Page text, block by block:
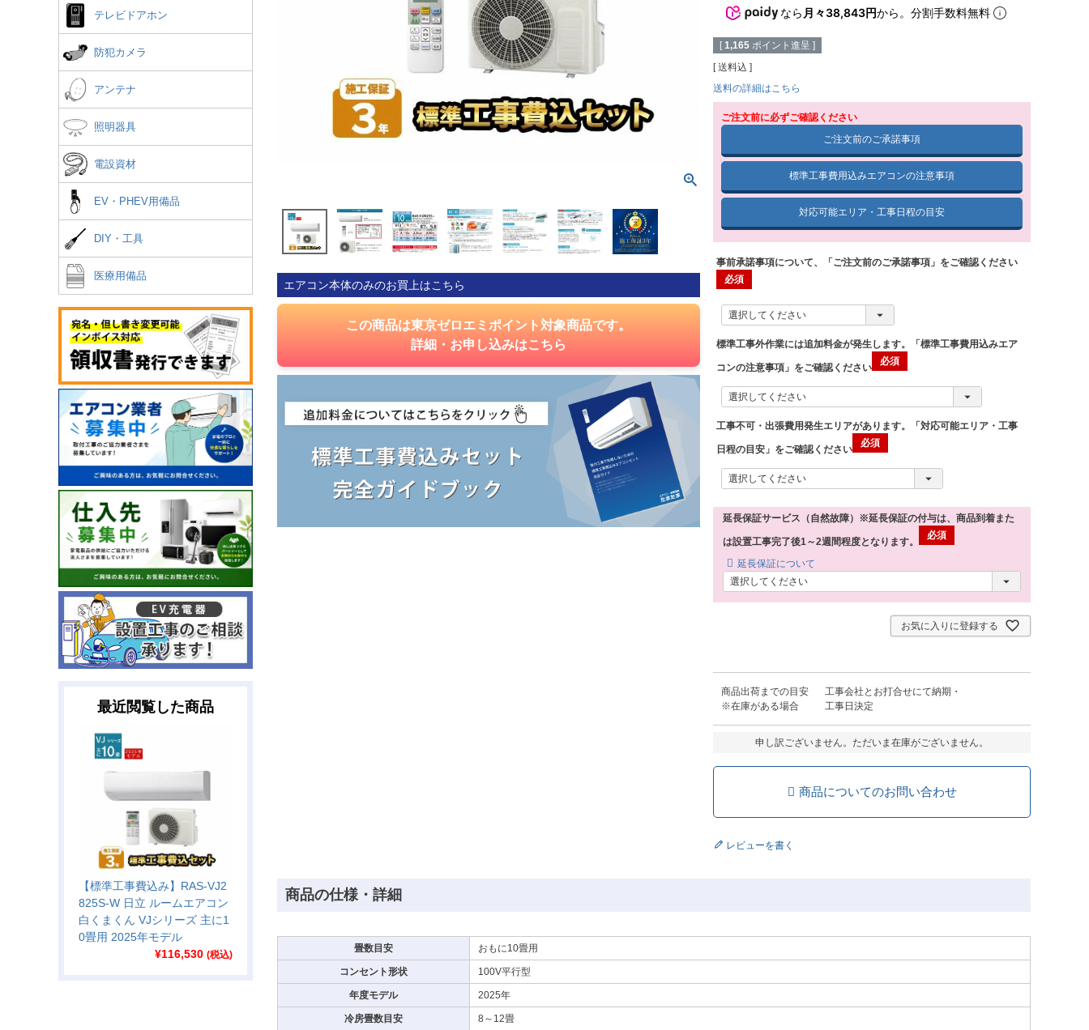
テレビドアホン
防犯カメラ
アンテナ
照明器具
電設資材
EV・PHEV用備品
DIY・工具
医療用備品
最近閲覧した商品
【標準工事費込み】RAS-VJ2
825S-W 日立 ルームエアコン
白くまくん VJシリーズ 主に1
0畳用 2025年モデル
¥116,530 (税込)
エアコン本体のみのお買上はこちら
この商品は東京ゼロエミポイント対象商品です。
詳細・お申し込みはこちら
なら 月々38,843円から。分割手数料無料
[ 1,165 ポイント進呈 ]
送料込
送料の詳細はこちら
ご注文前に必ずご確認ください
ご注文前のご承諾事項
標準工事費用込みエアコンの注意事項
対応可能エリア・工事日程の目安
事前承諾事項について、「ご注文前のご承諾事項」をご確認ください
標準工事外作業には追加料金が発生します。「標準工事費用込みエア
コンの注意事項」をご確認ください
工事不可・出張費用発生エリアがあります。「対応可能エリア・工事
日程の目安」をご確認ください
延長保証サービス（自然故障）※延長保証の付与は、商品到着また
は設置工事完了後1～2週間程度となります。
延長保証について
お気に入りに登録する
商品出荷までの目安
※在庫がある場合
工事会社とお打合せにて納期・
工事日決定
申し訳ございません。ただいま在庫がございません。
商品についてのお問い合わせ
レビューを書く
商品の仕様・詳細
畳数目安 おもに10畳用
コンセント形状 100V平行型
年度モデル 2025年
冷房畳数目安 8～12畳